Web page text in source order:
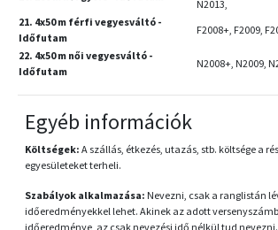
N2013,
21. 4x50 m férfi vegyesváltó -
Időfutam
F2008+, F2009,
22. 4x50 m női vegyesváltó -
Időfutam
N2008+, N2009,
Egyéb információk
Költségek: A szállás, étkezés, utazás, stb. költsége a
egyesületeket terheli.
Szabályok alkalmazása: Nevezni, csak a ranglistán
időeredményekkel lehet. Akinek az adott
időeredménye, az csak nevezési idő nélkül tud nevezni.